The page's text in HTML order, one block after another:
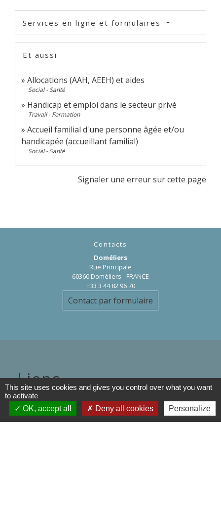
Services en ligne et formulaires
Et aussi
Allocations (AAH, AEEH) et aides
Social - Santé
Handicap et emploi dans le secteur privé
Travail - Formation
Accueil familial d'une personne âgée et/ou
handicapée (accueillant familial)
Social - Santé
Signaler une erreur sur cette page
Contacts
Doméliers
Rue Principale
60360 Doméliers - FRANCE
+33 3 44 82 96 70
Contact par formulaire
Liens
Département de l'Oise
Région Hauts de France
This site uses cookies and gives you control over what you want
to activate
OK, accept all
Deny all cookies Personalize